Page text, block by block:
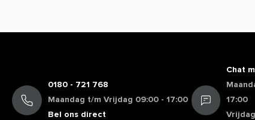
0180 - 721 768
Maandag t/m Vrijdag 09:00 - 17:00
Bel ons direct
Chat
17:00